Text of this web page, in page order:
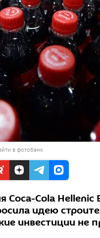
в фотобанк
Coca-Cola
идею
инвестиции не